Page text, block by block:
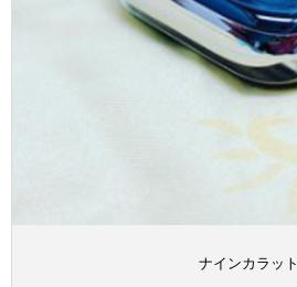
ナインカラット